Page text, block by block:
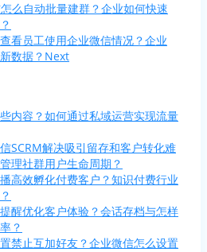
么自动批量建群？企业如何快速
看员工使用企业微信情况？企业
数据？ Next
内容？如何通过私域运营实现流量
SCRM解决吸引留存和客户转化难
理社群用户生命周期？
高效孵化付费客户？知识付费行业
醒优化客户体验？会话存档与怎样
？
禁止互加好友？企业微信怎么设置